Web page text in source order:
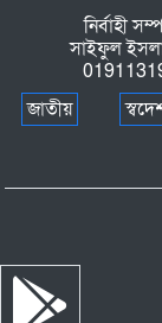
নির্বাহী
সাইফুল
জাতীয়